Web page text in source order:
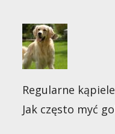
Regularne
Jak często myć